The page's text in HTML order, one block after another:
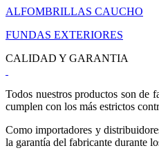
ALFOMBRILLAS CAUCHO
FUNDAS EXTERIORES
CALIDAD Y GARANTIA
Todos nuestros productos son de
cumplen con los más estrictos
Como importadores y
la garantía del fabricante durante